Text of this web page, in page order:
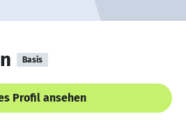
Basis
Profil ansehen